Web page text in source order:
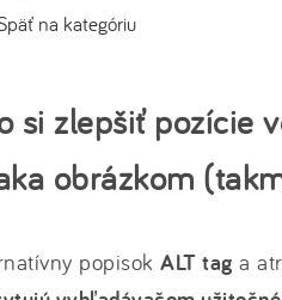
na kategóriu
si zlepšiť pozície
obrázkom
popisokALT tag a